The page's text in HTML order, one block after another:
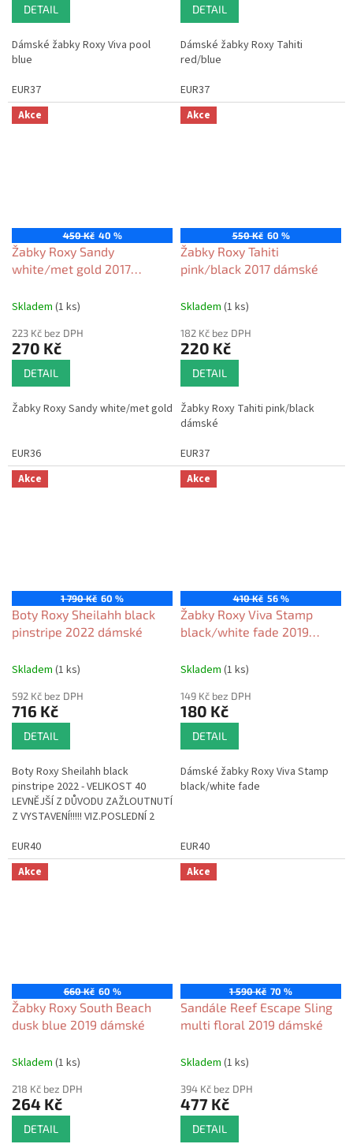
DETAIL
Dámské žabky Roxy Viva pool
blue
EUR37
DETAIL
Dámské žabky Roxy Tahiti
red/blue
EUR37
Akce
450 Kč 40 %
Žabky Roxy Sandy
white/met gold 2017
Skladem (1 ks)
223 Kč bez DPH
270 Kč
DETAIL
Žabky Roxy Sandy white/met gold
EUR36
Akce
550 Kč 60 %
Žabky Roxy Tahiti
pink/black 2017 dámské
Skladem (1 ks)
182 Kč bez DPH
220 Kč
DETAIL
Žabky Roxy Tahiti pink/black
dámské
EUR37
Akce
1 790 Kč 60 %
Boty Roxy Sheilahh black
pinstripe 2022 dámské
Skladem (1 ks)
592 Kč bez DPH
716 Kč
DETAIL
Boty Roxy Sheilahh black
pinstripe 2022 - VELIKOST 40
LEVNĚJŠÍ Z DŮVODU ZAŽLOUTNUTÍ
Z VYSTAVENÍ!!!!! VIZ.POSLEDNÍ 2
EUR40
Akce
410 Kč 56 %
Žabky Roxy Viva Stamp
black/white fade 2019
Skladem (1 ks)
149 Kč bez DPH
180 Kč
DETAIL
Dámské žabky Roxy Viva Stamp
black/white fade
EUR40
Akce
660 Kč 60 %
Žabky Roxy South Beach
dusk blue 2019 dámské
Skladem (1 ks)
218 Kč bez DPH
264 Kč
DETAIL
Akce
1 590 Kč 70 %
Sandále Reef Escape Sling
multi floral 2019 dámské
Skladem (1 ks)
394 Kč bez DPH
477 Kč
DETAIL